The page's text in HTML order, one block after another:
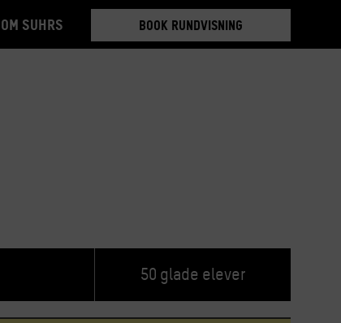
Om Suhrs
BOOK RUNDVISNING
TILMELD 5-6 MDR.
50 glade elever